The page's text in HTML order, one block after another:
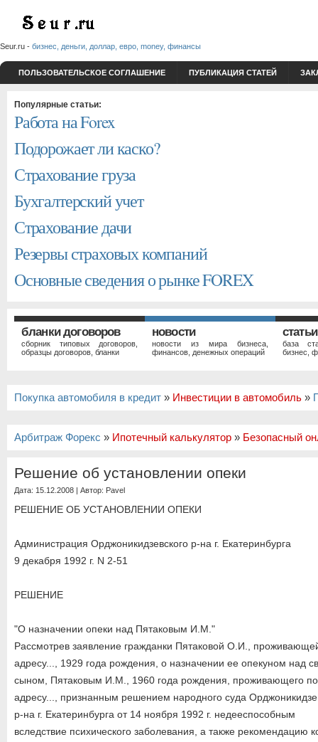
Seur.ru - бизнес, деньги, доллар, евро, money, финансы
ПОЛЬЗОВАТЕЛЬСКОЕ СОГЛАШЕНИЕ ПУБЛИКАЦИЯ СТАТЕЙ
Популярные статьи:
Работа на Forex
Подорожает ли каско?
Страхование груза
Бухгалтерский учет
Страхование дачи
Резервы страховых компаний
Основные сведения о рынке FOREX
бланки договоров
сборник типовых договоров,
образцы договоров, бланки
новости
новости из мира бизнеса,
финансов, денежных операций
статьи
база
бизнес,
Покупка автомобиля в кредит » Инвестиции в автомобиль »
Арбитраж Форекс » Ипотечный калькулятор » Безопасный
Решение об установлении опеки
Дата: 15.12.2008 | Автор: Pavel
РЕШЕНИЕ ОБ УСТАНОВЛЕНИИ ОПЕКИ
Администрация Орджоникидзевского р-на г. Екатеринбурга
9 декабря 1992 г. N 2-51
РЕШЕНИЕ
"О назначении опеки над Пятаковым И.М."
Рассмотрев заявление гражданки Пятаковой О.И.,
адресу..., 1929 года рождения, о назначении ее опекуном над
сыном, Пятаковым И.М., 1960 года рождения, проживающего по
адресу..., признанным решением народного суда
р-на г. Екатеринбурга от 14 ноября 1992 г. недееспособным
вследствие психического заболевания, а также рекомендацию